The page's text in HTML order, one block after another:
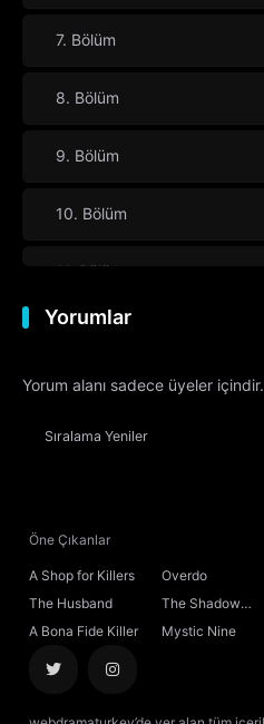
7. Bölüm
8. Bölüm
9. Bölüm
10. Bölüm
11. Bölüm
12. Bölüm
13. Bölüm
14. Bölüm
18. Bölüm
Yorumlar
Yorum alanı sadece üyeler içindir.
Sıralama Yeniler
Öne Çıkanlar
A Shop for Killers Overdo
The Husband
The Shadow
Sovereign
A Bona Fide Killer Mystic Nine